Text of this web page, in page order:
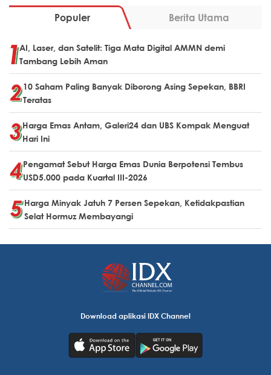
Populer Berita Utama
AI, Laser, dan Satelit: Tiga Mata Digital AMMN demi
Tambang Lebih Aman
10 Saham Paling Banyak Diborong Asing Sepekan, BBRI
Teratas
Harga Emas Antam, Galeri24 dan UBS Kompak Menguat
Hari Ini
Pengamat Sebut Harga Emas Dunia Berpotensi Tembus
USD5.000 pada Kuartal III-2026
Harga Minyak Jatuh 7 Persen Sepekan, Ketidakpastian
Selat Hormuz Membayangi
Download aplikasi IDX Channel